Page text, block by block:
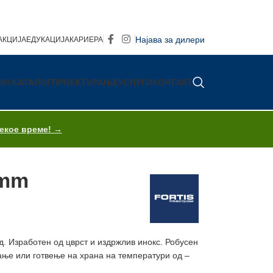
ЕДУКАЦИЈАКАРИЕРА Најава за дилери
КАТАЛОГПРОЕКТИРАЊЕУСЛУГИКОНТАКТ
време! →
Изработен од цврст и издржлив инокс. Робусен
или готвење на храна на температури од –